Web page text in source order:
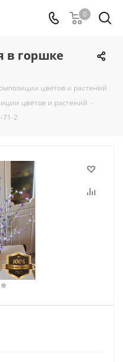
0
в горшке
цветов и растений
цветов и растений -
71-2